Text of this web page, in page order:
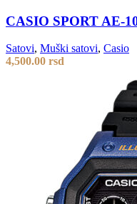
CASIO SPORT AE-
Satovi, Muški satovi, Casio
4,500.00 rsd